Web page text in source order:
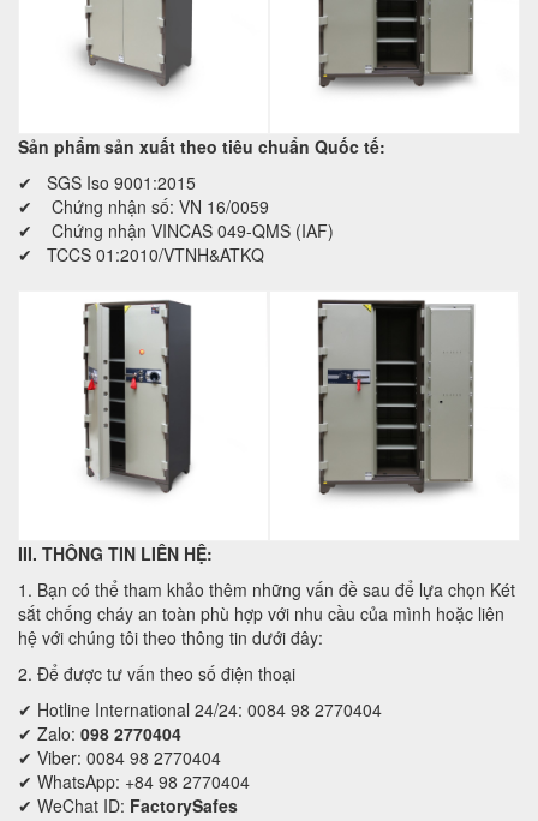
Sản phẩm sản xuất theo tiêu chuẩn Quốc tế:
✔ SGS Iso 9001:2015
✔ Chứng nhận số: VN 16/0059
✔ Chứng nhận VINCAS 049-QMS (IAF)
✔ TCCS 01:2010/VTNH&ATKQ
III. THÔNG TIN LIÊN HỆ:
1. Bạn có thể tham khảo thêm những vấn đề sau để lựa chọn Két
sắt chống cháy an toàn phù hợp với nhu cầu của mình hoặc liên
hệ với chúng tôi theo thông tin dưới đây:
2. Để được tư vấn theo số điện thoại
✔ Hotline International 24/24: 0084 98 2770404
✔ Zalo: 098 2770404
✔ Viber: 0084 98 2770404
✔ WhatsApp: +84 98 2770404
✔ WeChat ID: FactorySafes